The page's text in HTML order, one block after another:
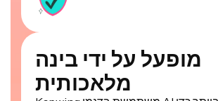
מופעל על ידי בינה
מלאכותית